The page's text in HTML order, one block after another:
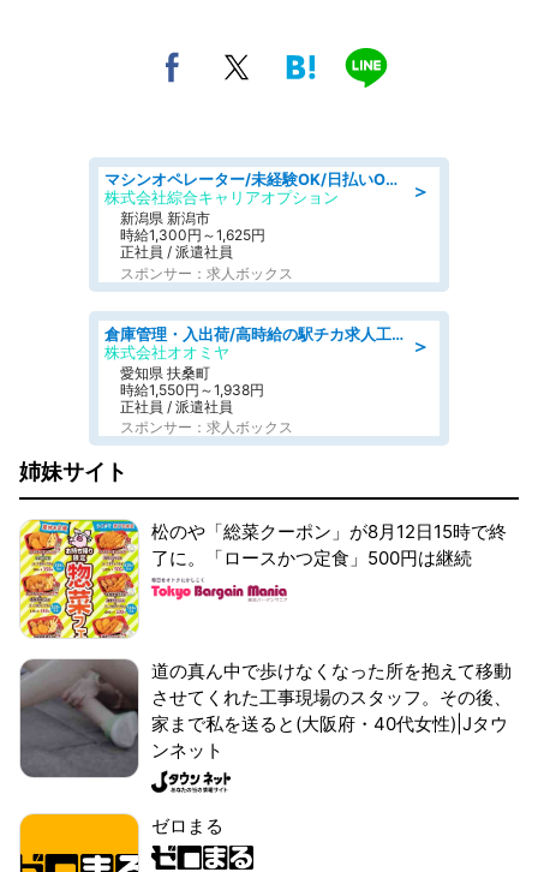
＞
マシンオペレーター/未経験OK/日払いOK/寮完備/交替制/20・30・40代活躍中
株式会社綜合キャリアオプション
新潟県 新潟市
時給1,300円～1,625円
正社員 / 派遣社員
スポンサー：求人ボックス
＞
倉庫管理・入出荷/高時給の駅チカ求人工場内で荷物の受け取り・確認スタッフ
株式会社オオミヤ
愛知県 扶桑町
時給1,550円～1,938円
正社員 / 派遣社員
スポンサー：求人ボックス
姉妹サイト
松のや「総菜クーポン」が8月12日15時で終
了に。「ロースかつ定食」500円は継続
道の真ん中で歩けなくなった所を抱えて移動
させてくれた工事現場のスタッフ。その後、
家まで私を送ると(大阪府・40代女性)|Jタウ
ンネット
ゼロまる